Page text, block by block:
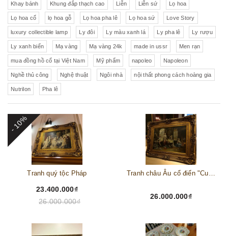
Khay bánh Khung đắp thạch cao Liễn Liễn sứ Lọ hoa
Lọ hoa cổ lọ hoa gỗ Lọ hoa pha lê Lọ hoa sứ Love Story
luxury collectible lamp Ly đôi Ly màu xanh lá Ly pha lê Ly rượu
Ly xanh biển Mạ vàng Mạ vàng 24k made in ussr Men rạn
mua đồng hồ cổ tại Việt Nam Mỹ phẩm napoleo Napoleon
Nghề thủ công Nghệ thuật Ngôi nhà nội thất phong cách hoàng gia
Nutrilon Pha lê
- 10%
Tranh quý tộc Pháp
23.400.000₫
26.000.000₫
Tranh châu Âu cổ điển "Cuộc sống lao động"
26.000.000₫